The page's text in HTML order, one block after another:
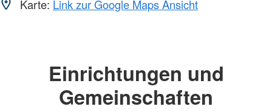
Karte: Link zur Google Maps Ansicht
Einrichtungen und
Gemeinschaften